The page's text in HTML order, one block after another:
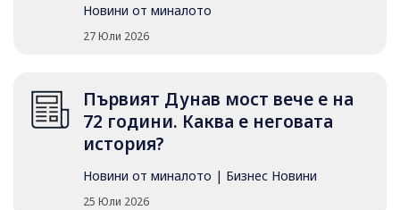
Новини от миналото
27 Юли 2026
Първият Дунав мост вече е на
72 години. Каква е неговата
история?
Новини от миналото | Бизнес Новини
25 Юли 2026